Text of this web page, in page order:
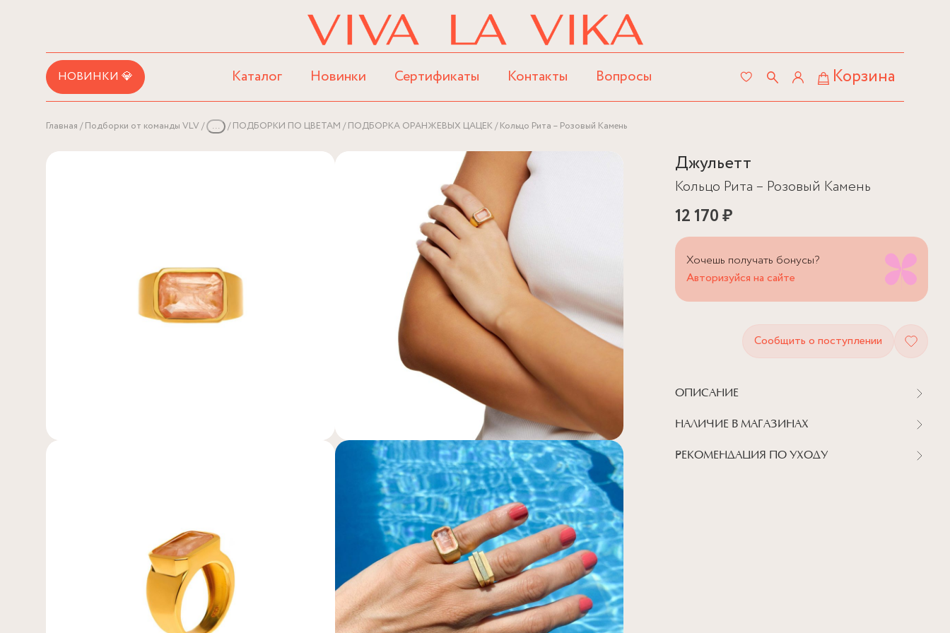
НОВИНКИ 💎 Каталог Новинки Сертификаты Контакты Вопросы Корзина
Главная Подборки от команды VLV ... ПОДБОРКИ ПО ЦВЕТАМ ПОДБОРКА ОРАНЖЕВЫХ ЦАЦЕК Кольцо Рита – Розовый Камень
Джульетт
Кольцо Рита – Розовый Камень
12 170 ₽
Хочешь получать бонусы?
Авторизуйся на сайте
Сообщить о поступлении
ОПИСАНИЕ
НАЛИЧИЕ В МАГАЗИНАХ
РЕКОМЕНДАЦИЯ ПО УХОДУ